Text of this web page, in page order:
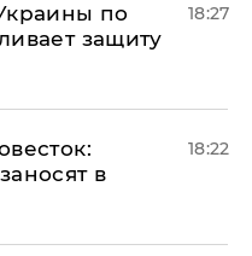
по
защиту
18:27
в
18:22